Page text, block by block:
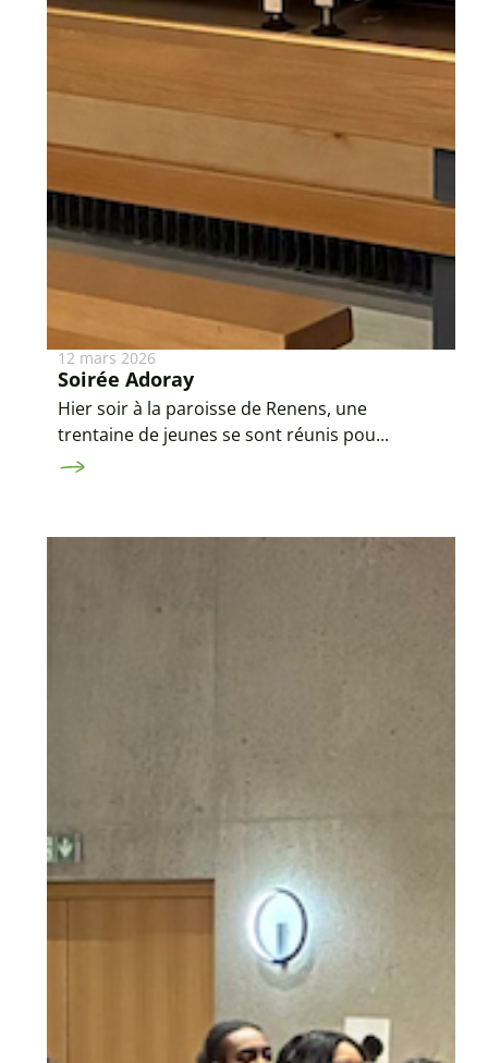
12 mars 2026
Soirée Adoray
Hier soir à la paroisse de Renens, une
trentaine de jeunes se sont réunis pou...